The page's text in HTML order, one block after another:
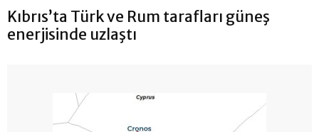
Kıbrıs’ta Türk ve Rum tarafları güneş
enerjisinde uzlaştı